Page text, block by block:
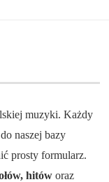
muzyki. Każdy
naszej bazy
prosty formularz.
hitów oraz